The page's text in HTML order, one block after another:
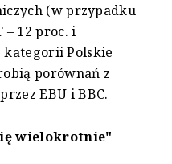
(w przypadku
– 12 proc. i
kategorii Polskie
porównań z
EBU i BBC.
wielokrotnie"